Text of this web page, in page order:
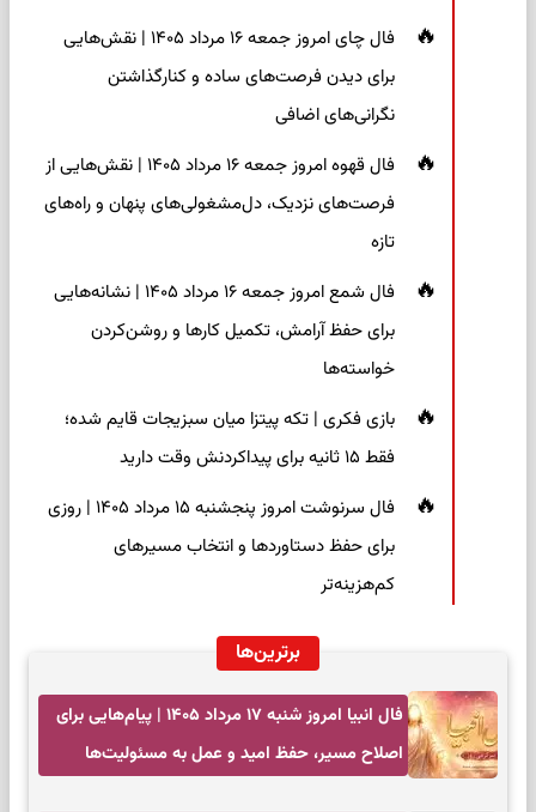
فال چای امروز جمعه ۱۶ مرداد ۱۴۰۵ | نقش‌هایی
برای دیدن فرصت‌های ساده و کنارگذاشتن
نگرانی‌های اضافی
فال قهوه امروز جمعه ۱۶ مرداد ۱۴۰۵ | نقش‌هایی از
فرصت‌های نزدیک، دل‌مشغولی‌های پنهان و راه‌های
تازه
فال شمع امروز جمعه ۱۶ مرداد ۱۴۰۵ | نشانه‌هایی
برای حفظ آرامش، تکمیل کارها و روشن‌کردن
خواسته‌ها
بازی فکری | تکه پیتزا میان سبزیجات قایم شده؛
فقط ۱۵ ثانیه برای پیداکردنش وقت دارید
فال سرنوشت امروز پنجشنبه ۱۵ مرداد ۱۴۰۵ | روزی
برای حفظ دستاوردها و انتخاب مسیرهای
کم‌هزینه‌تر
برترین‌ها
فال انبیا امروز شنبه ۱۷ مرداد ۱۴۰۵ | پیام‌هایی برای
اصلاح مسیر، حفظ امید و عمل به مسئولیت‌ها